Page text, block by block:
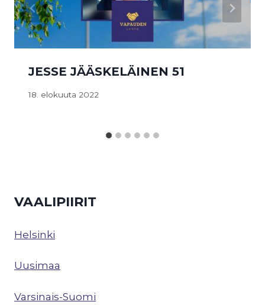
JESSE JÄÄSKELÄINEN 51
18. elokuuta 2022
VAALIPIIRIT
Helsinki
Uusimaa
Varsinais-Suomi